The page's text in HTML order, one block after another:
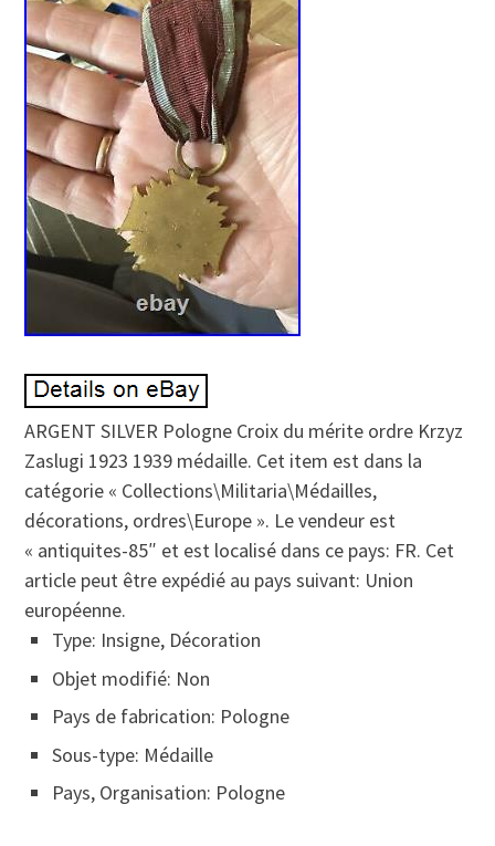
ARGENT SILVER Pologne Croix du mérite ordre Krzyz
Zaslugi 1923 1939 médaille. Cet item est dans la
catégorie « Collections\Militaria\Médailles,
décorations, ordres\Europe ». Le vendeur est
« antiquites-85″ et est localisé dans ce pays: FR. Cet
article peut être expédié au pays suivant: Union
européenne.
Type: Insigne, Décoration
Objet modifié: Non
Pays de fabrication: Pologne
Sous-type: Médaille
Pays, Organisation: Pologne